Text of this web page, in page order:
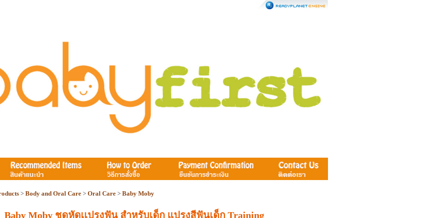
>Body and Oral Care >Oral Care >Baby Moby
Baby Moby ชุดหัดเเปรงฟัน สำหรับเด็ก แปรงสีฟันเด็ก Training